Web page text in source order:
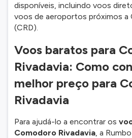
disponíveis, incluindo voos
voos de aeroportos próximos a
(CRD).
Voos baratos para
Rivadavia: Como
melhor preço para
Rivadavia
Para ajudá-lo a encontrar os
Comodoro Rivadavia, a